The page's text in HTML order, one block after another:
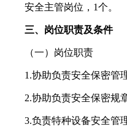
安全主管岗位，1个。
三、岗位职责及条件
（一）岗位职责
1.协助负责安全保密管理
2.协助负责安全保密规章
3.负责特种设备安全管理